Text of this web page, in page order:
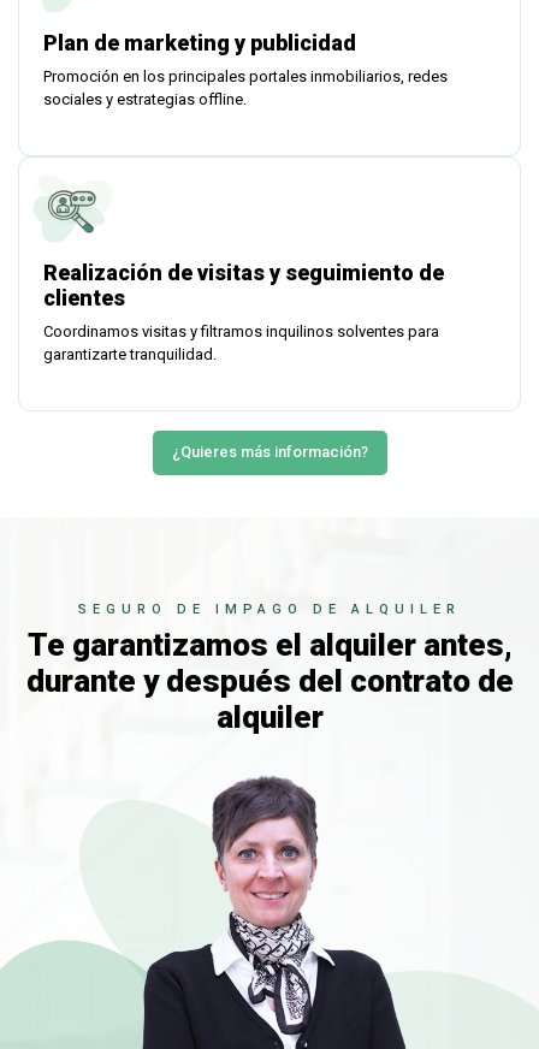
Plan de marketing y publicidad
Promoción en los principales portales inmobiliarios, redes
sociales y estrategias offline.
Realización de visitas y seguimiento de
clientes
Coordinamos visitas y filtramos inquilinos solventes para
garantizarte tranquilidad.
¿Quieres más información?
SEGURO DE IMPAGO DE ALQUILER
Te garantizamos el alquiler antes,
durante y después del contrato de
alquiler